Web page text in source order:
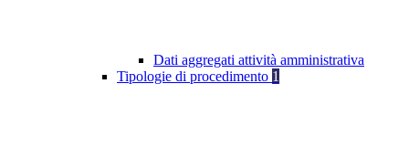
Dati aggregati attività amministrativa
Tipologie di procedimento 1